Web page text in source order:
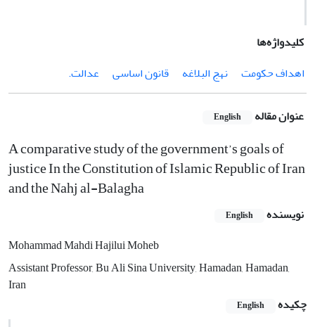
کلیدواژه‌ها
اهداف حکومت
نهج البلاغه قانون اساسی عدالت.
عنوان مقاله English
A comparative study of the government’s goals of
justice In the Constitution of Islamic Republic of Iran
and the Nahj al-Balagha
نویسنده English
Mohammad Mahdi Hajilui Moheb
Assistant Professor, Bu Ali Sina University, Hamadan, Hamadan,
Iran
چکیده
English